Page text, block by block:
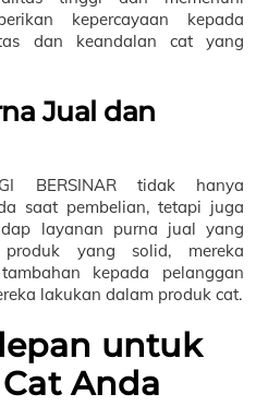
kepercayaan kepada
dan keandalan cat yang
Jual dan
BERSINAR tidak hanya
saat pembelian, tetapi juga
layanan purna jual yang
yang solid, mereka
kepada pelanggan
lakukan dalam produk cat.
untuk
Anda